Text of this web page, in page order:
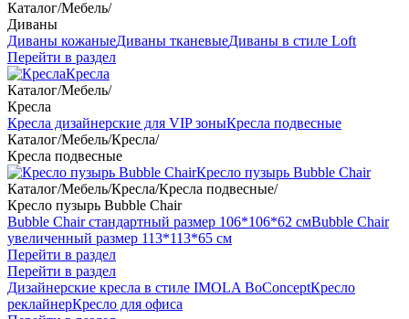
Каталог/Мебель/
Диваны
Диваны кожаныеДиваны тканевыеДиваны в стиле Loft
Перейти в раздел
Кресла
Каталог/Мебель/
Кресла
Кресла дизайнерские для VIP зоныКресла подвесные
Каталог/Мебель/Кресла/
Кресла подвесные
Кресло пузырь Bubble Chair
Каталог/Мебель/Кресла/Кресла подвесные/
Кресло пузырь Bubble Chair
Bubble Chair стандартный размер 106*106*62 смBubble Chair
увеличенный размер 113*113*65 см
Перейти в раздел
Перейти в раздел
Дизайнерские кресла в стиле IMOLA BoConceptКресло
реклайнерКресло для офиса